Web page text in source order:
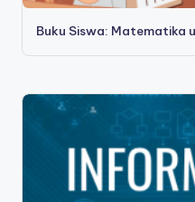
Buku Siswa: Matematika